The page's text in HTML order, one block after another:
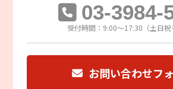
03-3984-
受付時間：9:00～17:30（土日祝
お問い合わせフ